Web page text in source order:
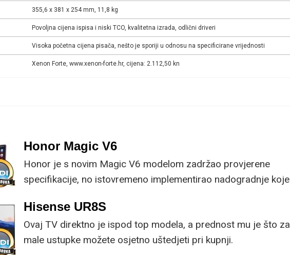
355,6 x 381 x 254 mm, 11,8 kg
Povoljna cijena ispisa i niski TCO, kvalitetna izrada, odlični driveri
Visoka početna cijena pisača, nešto je sporiji u odnosu na specificirane vrijednosti
Xenon Forte, www.xenon-forte.hr, cijena: 2.112,50 kn
Honor Magic V6
Honor je s novim Magic V6 modelom zadržao provjerene
specifikacije, no istovremeno implementirao nadogradnje koje
Hisense UR8S
Ovaj TV direktno je ispod top modela, a prednost mu je što za
male ustupke možete osjetno uštedjeti pri kupnji.